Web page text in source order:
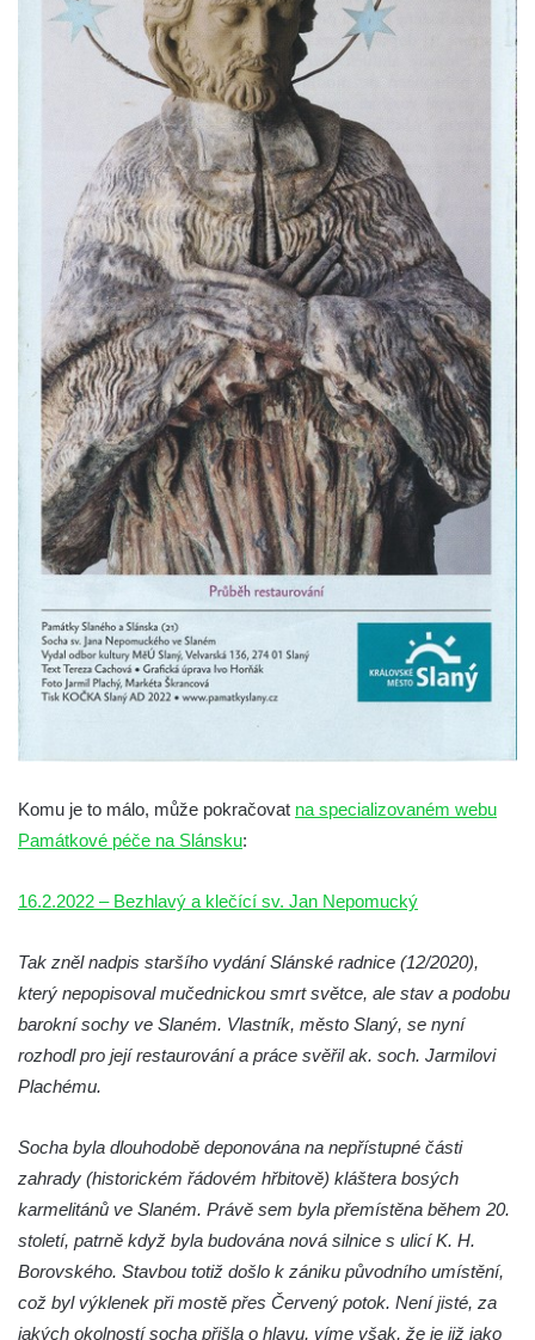
Socha Andromedé u pavilonu Reinerovy
fresky v Duchcově
Socha Amfitrité u pavilonu Reinerovy fresky
v Duchcově
Socha Flóry u pavilonu Reinerovy fresky v
Duchcově
Socha Afrodité u pavilonu Reinerovy fresky
v Duchcově
Pamětní kámen rybníka Barbory v
Duchcově
Delfín na Sfingovém rybníku v zámeckém
parku v Duchcově
Sfinga II. na Sfingovém rybníku v
zámeckém parku v Duchcově
Sfinga I. na Sfingovém rybníku v zámeckém
parku v Duchcově
Socha Minervy na nádvoří zámku v
Socha Herkula se saní na nádvoří zámku v
Duchcově
Socha Herkula se lvem na nádvoří zámku v
Socha Marse na nádvoří zámku v
Socha svatého Václava u kostela
Socha svatého Prokopa u kostela
Socha Hoch vytahující si trn z paty v Knížecí
zahradě v zámeckém parku v Duchcově
Socha Niké v Knížecí zahradě v zámeckém
parku v Duchcově
Busta Bedřicha Smetany v sadech B.
Smetany v Duchcově
Busta Ludwiga van Beethovena v sadech
B. Smetany v Duchcově
Pomník neznámého účelu v sadech Boženy
Komu je to málo, může pokračovat na specializovaném webu
Památkové péče na Slánsku:
16.2.2022 – Bezhlavý a klečící sv. Jan Nepomucký
Tak zněl nadpis staršího vydání Slánské radnice (12/2020),
který nepopisoval mučednickou smrt světce, ale stav a podobu
barokní sochy ve Slaném. Vlastník, město Slaný, se nyní
rozhodl pro její restaurování a práce svěřil ak. soch. Jarmilovi
Plachému.
Socha byla dlouhodobě deponována na nepřístupné části
zahrady (historickém řádovém hřbitově) kláštera bosých
karmelitánů ve Slaném. Právě sem byla přemístěna během 20.
století, patrně když byla budována nová silnice s ulicí K. H.
Borovského. Stavbou totiž došlo k zániku původního umístění,
což byl výklenek při mostě přes Červený potok. Není jisté, za
jakých okolností socha přišla o hlavu, víme však, že je již jako